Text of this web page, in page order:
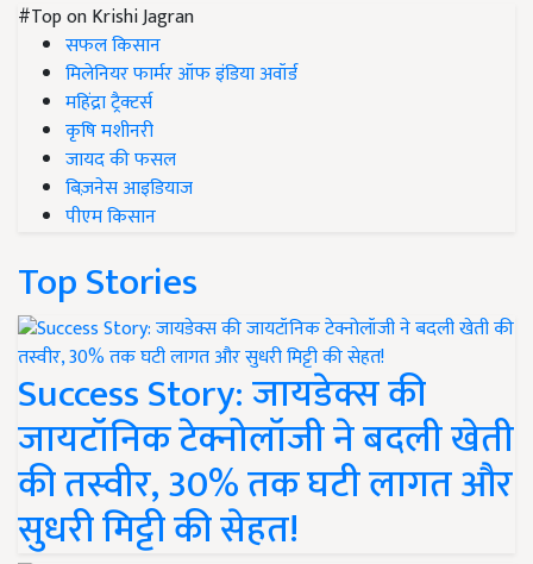
#Top on Krishi Jagran
सफल किसान
मिलेनियर फार्मर ऑफ इंडिया अवॉर्ड
महिंद्रा ट्रैक्टर्स
कृषि मशीनरी
जायद की फसल
बिज़नेस आइडियाज
पीएम किसान
Top Stories
Success Story: जायडेक्स की
जायटॉनिक टेक्नोलॉजी ने बदली खेती
की तस्वीर, 30% तक घटी लागत और
सुधरी मिट्टी की सेहत!